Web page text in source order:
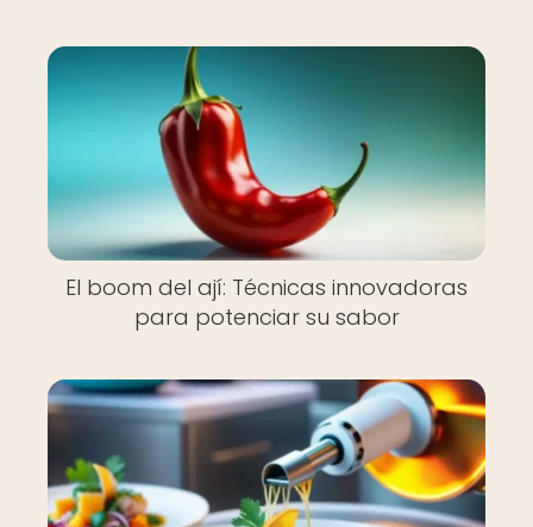
El boom del ají: Técnicas innovadoras
para potenciar su sabor